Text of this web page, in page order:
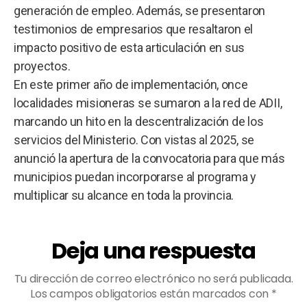
generación de empleo. Además, se presentaron
testimonios de empresarios que resaltaron el
impacto positivo de esta articulación en sus
proyectos.
En este primer año de implementación, once
localidades misioneras se sumaron a la red de ADII,
marcando un hito en la descentralización de los
servicios del Ministerio. Con vistas al 2025, se
anunció la apertura de la convocatoria para que más
municipios puedan incorporarse al programa y
multiplicar su alcance en toda la provincia.
Deja una respuesta
Tu dirección de correo electrónico no será publicada.
Los campos obligatorios están marcados con *